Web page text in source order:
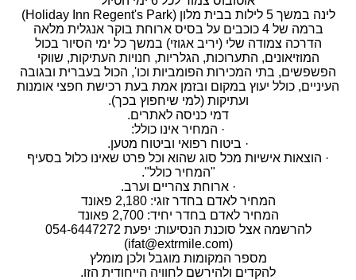
לינה במשך 5 לילות בבית מלון (Holiday Inn Regent's Park)
ברמה של 4 כוכבים על בסיס ארוחת בוקר אנגלית מלאה
הדרכה צמודה שלי (יריב אגוזי) במשך כל ימי הסיור בכול
המוזיאונים, התערוכות, הגלריות, חנויות העתיקות, שווקי
הפשפשים, בתי המכירות הפומביות וכו', הכול בעברית ובגובה
העיניים, כולל יעוץ במקום ובזמן אמת בעת רכישת חפצי אומנות
ועתיקות (למי שיחפוץ בכך).
דמי כניסה לאתרים.
· המחיר אינו כולל:
· ביטוח רפואי וביטוח מטען.
· הוצאות אישיות מכל סוג שהוא וכל פרט שאינו כלול בסעיף
"המחיר כולל".
· ארוחת צהריים וערב.
המחיר לאדם בחדר זוגי: 2,180 פאונד
המחיר לאדם בחדר יחיד: 2,700 פאונד
להרשמה אצל סוכנת הנסיעות: יפעת 054-6447272
(ifat@extrmile.com)
מספר המקומות מוגבל ולכן מומלץ
להקדים ולהירשם לחוויה הייחודית הזו.